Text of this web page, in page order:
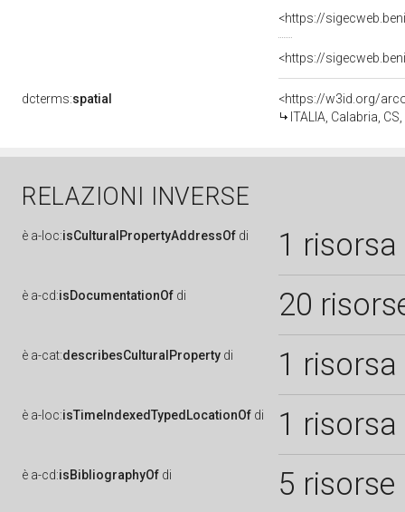
dcterms:spatial
<https://w3id.org/
ITALIA, Calabria,
RELAZIONI INVERSE
è a-loc:isCulturalPropertyAddressOf di 1 risorsa
è a-cd:isDocumentationOf di 20
è a-cat:describesCulturalProperty di 1 risorsa
è a-loc:isTimeIndexedTypedLocationOf di 1 risorsa
è a-cd:isBibliographyOf di 5 risorse